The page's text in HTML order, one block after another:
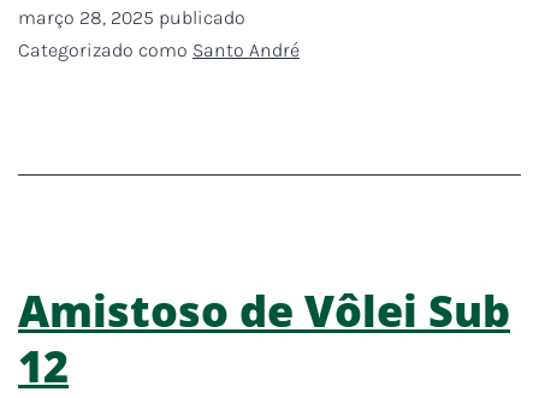
março 28, 2025 publicado
Categorizado como Santo André
Amistoso de Vôlei Sub
12